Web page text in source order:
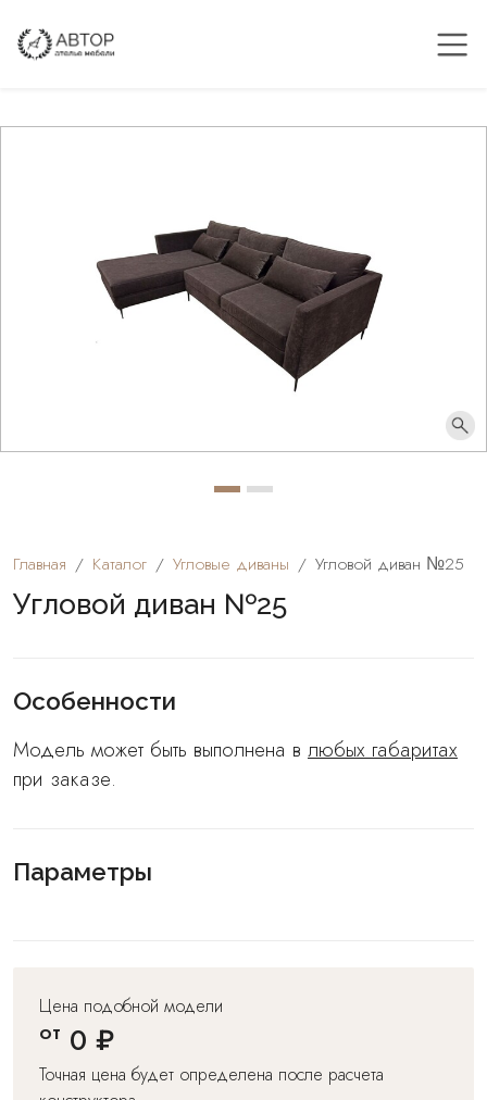
Главная Каталог Угловые диваны Угловой диван №25
Угловой диван №25
Особенности
Модель может быть выполнена в любых габаритах
при заказе.
Параметры
Цена подобной модели
от 0 ₽
Точная цена будет определена после расчета